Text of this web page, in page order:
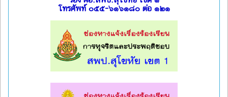
โทรศัพท์ ๐๕๕-๖๑๖๑๘๐ ต่อ ๑๒๑